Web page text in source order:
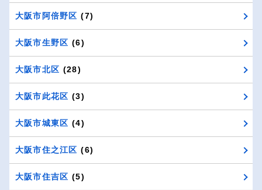
大阪市阿倍野区 (7)
大阪市生野区 (6)
大阪市北区 (28)
大阪市此花区 (3)
大阪市城東区 (4)
大阪市住之江区 (6)
大阪市住吉区 (5)